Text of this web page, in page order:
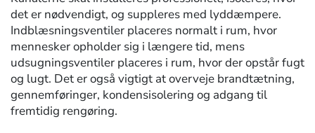
det er nødvendigt, og suppleres med lyddæmpere.
Indblæsningsventiler placeres normalt i rum, hvor
mennesker opholder sig i længere tid, mens
udsugningsventiler placeres i rum, hvor der opstår fugt
og lugt. Det er også vigtigt at overveje brandtætning,
gennemføringer, kondensisolering og adgang til
fremtidig rengøring.